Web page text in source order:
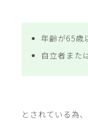
年齢が65歳
自立者また
とされている為